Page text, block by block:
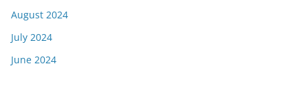
August 2024
July 2024
June 2024